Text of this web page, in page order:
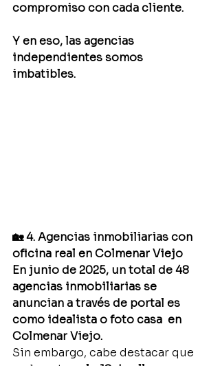
compromiso con cada cliente.
Y en eso, las agencias
independientes somos
imbatibles.
🏡 4. Agencias inmobiliarias con
oficina real en Colmenar Viejo
En junio de 2025, un total de 48
agencias inmobiliarias se
anuncian a través de portal es
como idealista o foto casa  en
Colmenar Viejo.
Sin embargo, cabe destacar que